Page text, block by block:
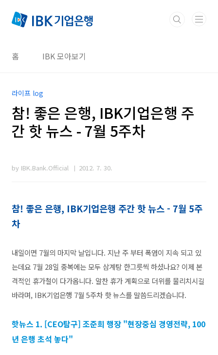
홈 IBK 모아보기
라이프 log
참! 좋은 은행, IBK기업은행 주
간 핫 뉴스 - 7월 5주차
by IBK.Bank.Official 2012. 7. 30.
참! 좋은 은행, IBK기업은행 주간 핫 뉴스 - 7월 5주
차
내일이면 7월의 마지막 날입니다. 지난 주 부터 폭염이 지속 되고 있
는데요 7월 28일 중복에는 모두 삼계탕 한그릇씩 하셨나요? 이제 본
격적인 휴가철이 다가옵니다. 알찬 휴가 계획으로 더위를 물리치시길
바라며, IBK기업은행 7월 5주차 핫 뉴스를 말씀드리겠습니다.
핫뉴스 1. [CEO탐구] 조준희 행장 "현장중심 경영전략, 100
년 은행 초석 놓다"